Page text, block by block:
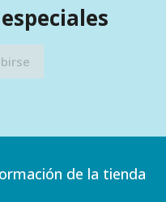
de la tienda